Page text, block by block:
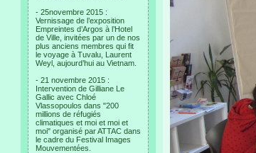
- 25novembre 2015 :
Vernissage de l’exposition
Empreintes d’Argos à l’Hotel
de Ville, invitées par un de nos
plus anciens membres qui fit
le voyage à Tuvalu, Laurent
Weyl, aujourd’hui au Vietnam.
- 21 novembre 2015 :
Intervention de Gilliane Le
Gallic avec Chloé
Vlassopoulos dans "200
millions de réfugiés
climatiques et moi et moi et
moi" organisé par ATTAC dans
le cadre du Festival Images
Mouvementées.